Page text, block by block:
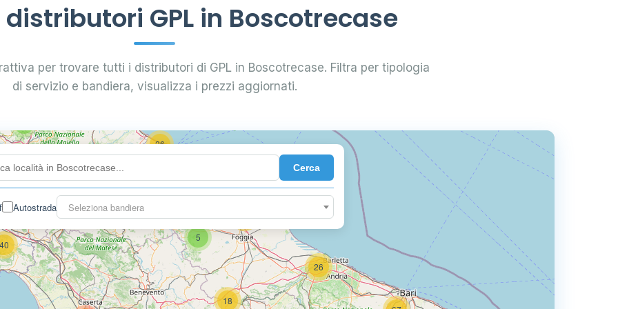
GPL in Boscotrecase
per trovare tutti i distributori di GPL in Boscotrecase. Filtra per tipologia
di servizio e bandiera, visualizza i prezzi aggiornati.
Cerca
Autostrada Seleziona bandiera
24
5
14
26
16
64
40
18
26
26
0.799 €